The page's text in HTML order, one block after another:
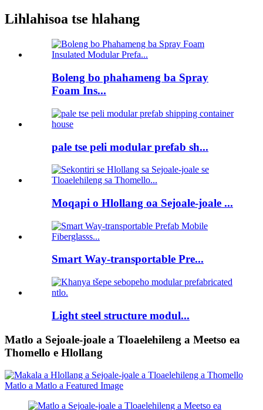
Lihlahisoa tse hlahang
Boleng bo phahameng ba Spray
Foam Ins...
pale tse peli modular prefab sh...
Moqapi o Hlollang oa Sejoale-joale ...
Smart Way-transportable Pre...
Light steel structure modul...
Matlo a Sejoale-joale a Tloaelehileng a Meetso ea
Thomello e Hlollang